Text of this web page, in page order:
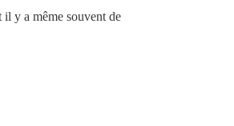
il y a même souvent de